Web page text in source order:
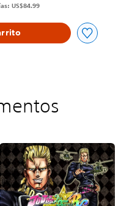
US$84.99